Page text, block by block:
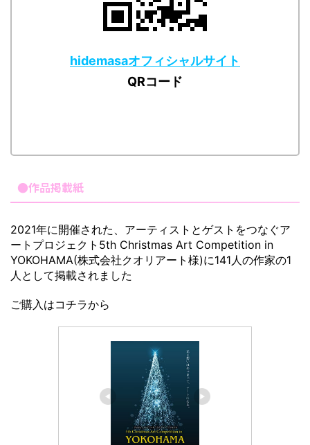
hidemasaオフィシャルサイト
QRコード
●作品掲載紙
2021年に開催された、アーティストとゲストをつなぐア
ートプロジェクト5th Christmas Art Competition in
YOKOHAMA(株式会社クオリアート様)に141人の作家の1
人として掲載されました
ご購入はコチラから